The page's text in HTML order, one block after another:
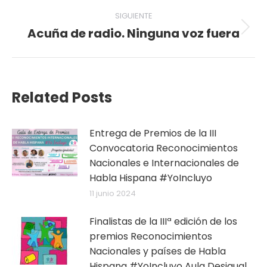
publicaciones
SIGUIENTE
Publicación
Acuña de radio. Ninguna voz fuera
Related Posts
Entrega de Premios de la III
Convocatoria Reconocimientos
Nacionales e Internacionales de
Habla Hispana #YoIncluyo
11 junio 2024
Finalistas de la IIIª edición de los
premios Reconocimientos
Nacionales y países de Habla